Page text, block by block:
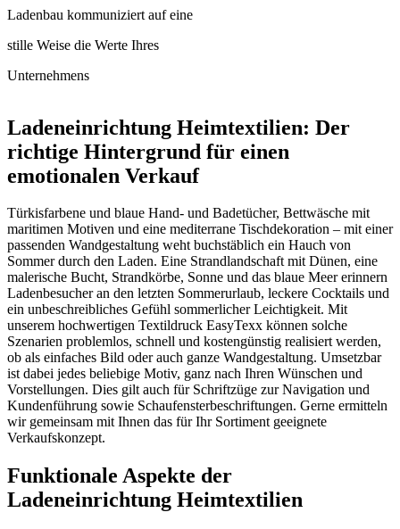
Ladenbau kommuniziert auf eine
stille Weise die Werte Ihres
Unternehmens
Ladeneinrichtung Heimtextilien: Der
richtige Hintergrund für einen
emotionalen Verkauf
Türkisfarbene und blaue Hand- und Badetücher, Bettwäsche mit
maritimen Motiven und eine mediterrane Tischdekoration – mit einer
passenden Wandgestaltung weht buchstäblich ein Hauch von
Sommer durch den Laden. Eine Strandlandschaft mit Dünen, eine
malerische Bucht, Strandkörbe, Sonne und das blaue Meer erinnern
Ladenbesucher an den letzten Sommerurlaub, leckere Cocktails und
ein unbeschreibliches Gefühl sommerlicher Leichtigkeit. Mit
unserem hochwertigen Textildruck EasyTexx können solche
Szenarien problemlos, schnell und kostengünstig realisiert werden,
ob als einfaches Bild oder auch ganze Wandgestaltung. Umsetzbar
ist dabei jedes beliebige Motiv, ganz nach Ihren Wünschen und
Vorstellungen. Dies gilt auch für Schriftzüge zur Navigation und
Kundenführung sowie Schaufensterbeschriftungen. Gerne ermitteln
wir gemeinsam mit Ihnen das für Ihr Sortiment geeignete
Verkaufskonzept.
Funktionale Aspekte der
Ladeneinrichtung Heimtextilien